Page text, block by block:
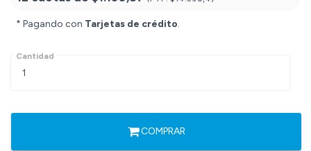
* Pagando con Tarjetas de crédito.
Cantidad
COMPRAR